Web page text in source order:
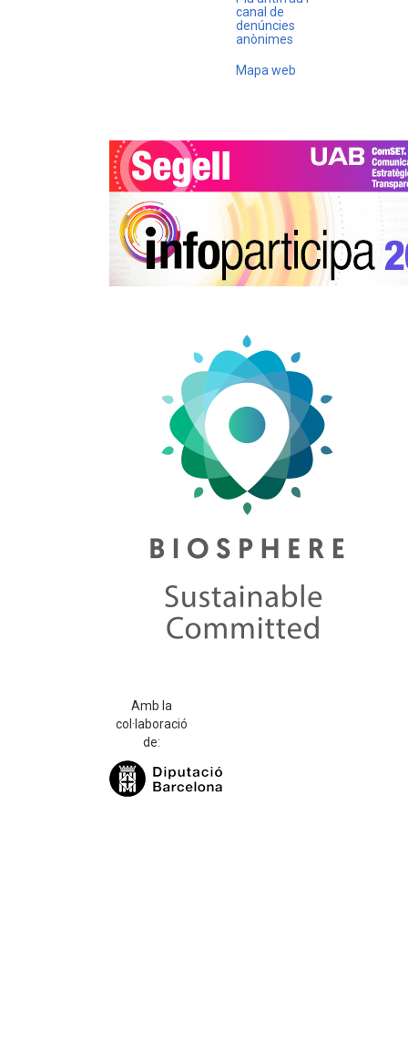
canal de
denúncies
anònimes
Mapa web
Amb la
col·laboració
de: